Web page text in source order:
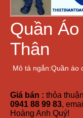
Quần
Thân
Mô tả ngắn:Quần áo
Giá bán : thỏa
0941 88 99 83,
Hoàng Anh Quý!